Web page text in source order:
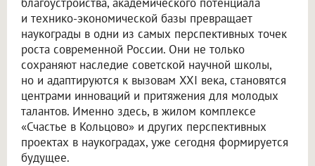
и технико-экономической базы превращает
наукограды в одни из самых перспективных точек
роста современной России. Они не только
сохраняют наследие советской научной школы,
но и адаптируются к вызовам XXI века, становятся
центрами инноваций и притяжения для молодых
талантов. Именно здесь, в жилом комплексе
«Счастье в Кольцово» и других перспективных
проектах в наукоградах, уже сегодня формируется
будущее.